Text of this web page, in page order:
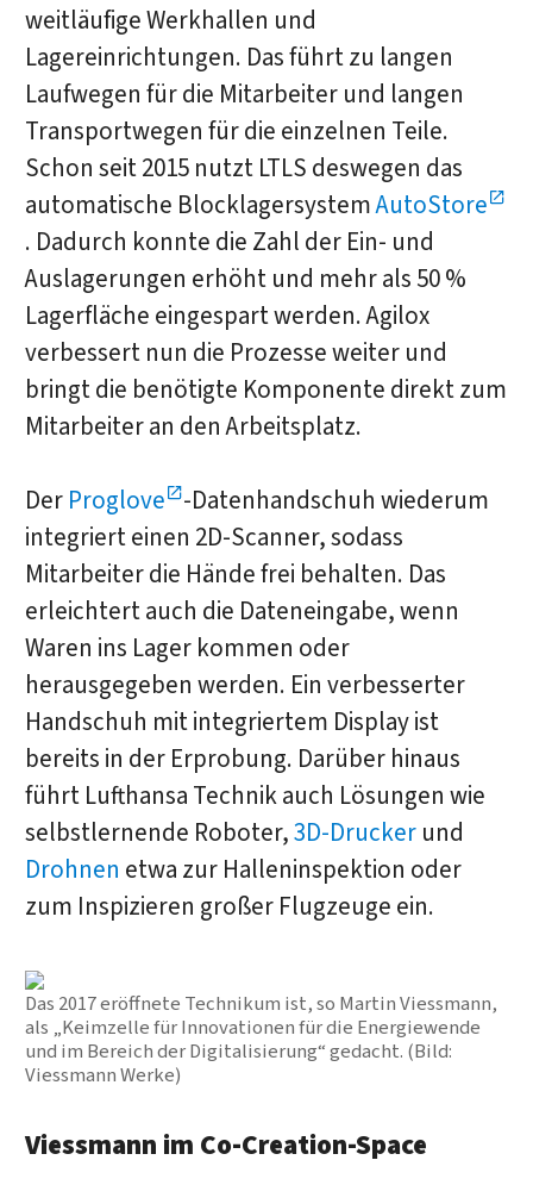
weitläufige Werkhallen und
Lagereinrichtungen. Das führt zu langen
Laufwegen für die Mitarbeiter und langen
Transportwegen für die einzelnen Teile.
Schon seit 2015 nutzt LTLS deswegen das
automatische BlocklagersystemAutoStore
. Dadurch konnte die Zahl der Ein- und
Auslagerungen erhöht und mehr als 50 %
Lagerfläche eingespart werden. Agilox
verbessert nun die Prozesse weiter und
bringt die benötigte Komponente direkt zum
Mitarbeiter an den Arbeitsplatz.
Der Proglove -Datenhandschuh wiederum
integriert einen 2D-Scanner, sodass
Mitarbeiter die Hände frei behalten. Das
erleichtert auch die Dateneingabe, wenn
Waren ins Lager kommen oder
herausgegeben werden. Ein verbesserter
Handschuh mit integriertem Display ist
bereits in der Erprobung. Darüber hinaus
führt Lufthansa Technik auch Lösungen wie
selbstlernende Roboter,3D-Druckerund
Drohnen etwa zur Halleninspektion oder
zum Inspizieren großer Flugzeuge ein.
Das 2017 eröffnete Technikum ist, so Martin Viessmann,
als „Keimzelle für Innovationen für die Energiewende
und im Bereich der Digitalisierung“ gedacht. (Bild:
Viessmann Werke)
Viessmann im Co-Creation-Space